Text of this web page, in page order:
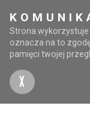
Strona
oznacza na to
pamięci twojej
X